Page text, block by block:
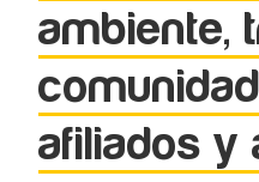
ambiente,
afiliados y